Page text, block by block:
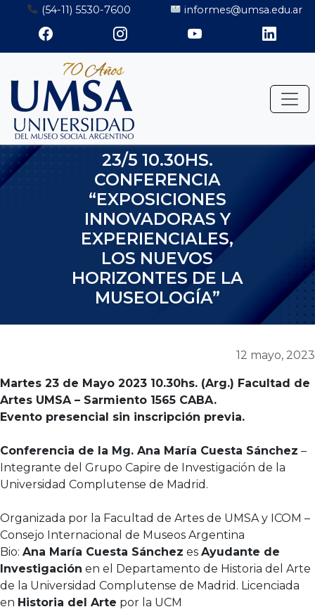
Saltar
contenido
(54-11) 5530-7600 informes@umsa.edu.ar
23/5 10.30HS.
CONFERENCIA
“EXPOSICIONES
INNOVADORAS Y
EXPERIENCIALES,
LOS NUEVOS
HORIZONTES DE LA
MUSEOLOGÍA”
12 mayo, 2023
Martes 23 de Mayo 2023 10.30hs. (Arg.) Facultad de
Artes UMSA – Sarmiento 1565 CABA.
Evento presencial sin inscripción previa.
Conferencia de la Mg. Ana María Cuesta Sánchez –
Integrante del Grupo Capire de Investigación de la
Universidad Complutense de Madrid.
Organizada por la Facultad de Artes de UMSA y ICOM –
Consejo Internacional de Museos Argentina
Bio: Ana María Cuesta Sánchez es Ayudante de
Investigación en el Departamento de Historia del Arte
de la Universidad Complutense de Madrid. Licenciada
en Historia del Arte por la UCM